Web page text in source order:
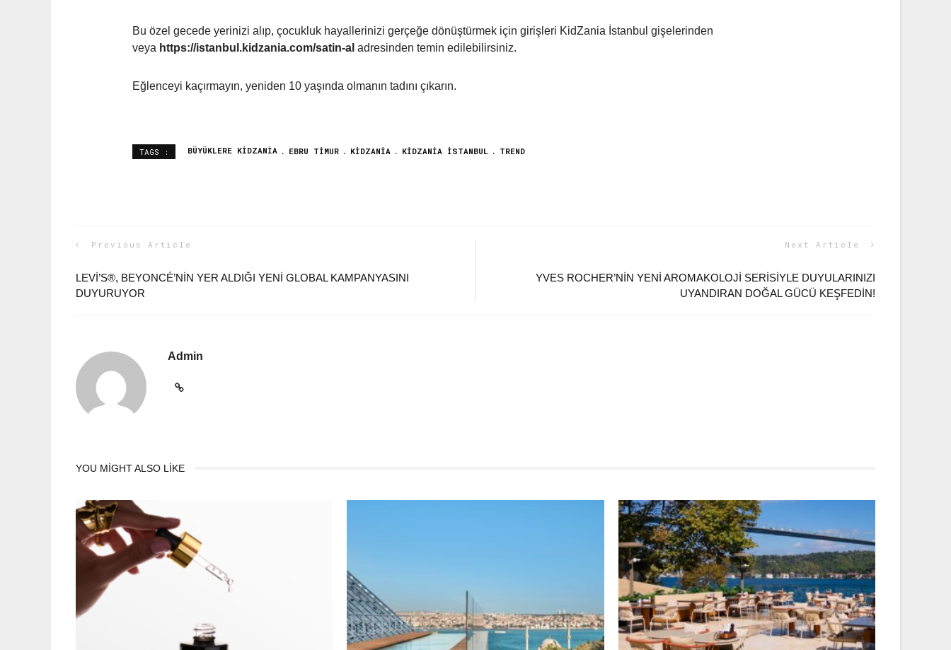
Bu özel gecede yerinizi alıp, çocukluk hayallerinizi gerçeğe dönüştürmek için girişleri KidZania İstanbul gişelerinden
veya https://istanbul.kidzania.com/satin-al adresinden temin edilebilirsiniz.
Eğlenceyi kaçırmayın, yeniden 10 yaşında olmanın tadını çıkarın.
TAGS : BÜYÜKLERE KIDZANIA EBRU TIMUR KIDZANIA KIDZANIA İSTANBUL TREND
Previous Article
LEVI’S®, BEYONCÉ’NIN YER ALDIĞI YENI GLOBAL KAMPANYASINI
DUYURUYOR
Next Article
YVES ROCHER’NIN YENI AROMAKOLOJI SERISIYLE DUYULARINIZI
UYANDIRAN DOĞAL GÜCÜ KEŞFEDIN!
Admin
YOU MIGHT ALSO LIKE